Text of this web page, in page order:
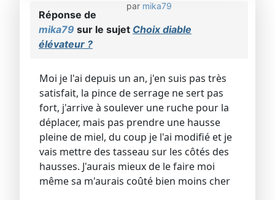
par mika79
Réponse de
mika79 sur le sujet Choix diable
élévateur ?
Moi je l'ai depuis un an, j'en suis pas très
satisfait, la pince de serrage ne sert pas
fort, j'arrive à soulever une ruche pour la
déplacer, mais pas prendre une hausse
pleine de miel, du coup je l'ai modifié et je
vais mettre des tasseau sur les côtés des
hausses. J'aurais mieux de le faire moi
même sa m'aurais coûté bien moins cher